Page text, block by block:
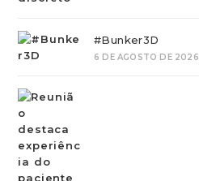
#Bunker3D
6 DE AGOSTO DE 2026